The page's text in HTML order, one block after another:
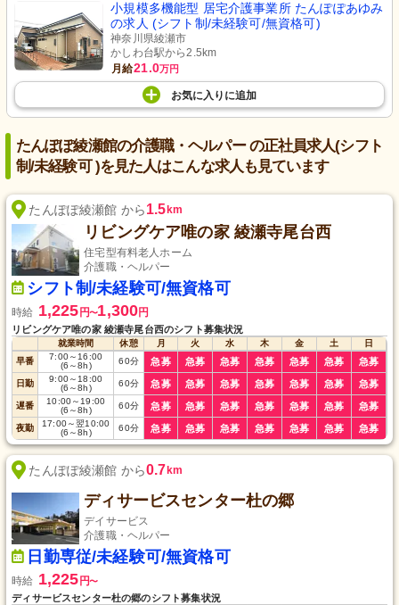
小規模多機能型 居宅介護事業所 たんぽぽあゆみ
の求人 (シフト制/未経験可/無資格可)
神奈川県綾瀬市
かしわ台駅から2.5km
月給21.0万円
お気に入り に追加
たんぽぽ綾瀬館の介護職・ヘルパー の正社員求人(シフト
制/未経験可 )を見た人はこんな求人も見ています
たんぽぽ綾瀬館 から1.5km
リビングケア唯の家 綾瀬寺尾台西
住宅型有料老人ホーム
介護職・ヘルパー
シフト制/未経験可/無資格可
時給 1,225 円〜1,300円
リビングケア唯の家 綾瀬寺尾台西のシフト募集状況
就業時間 休憩 月 火 水 木 金 土
日
早番
7:00～ 16:00
(6 ～8h) 60分 急募 急募 急募 急募 急募 急募 急募
日勤 9:00～ 18:00
(6 ～8h) 60分 急募 急募 急募 急募 急募 急募 急募
遅番 10:00～ 19:00
(6 ～8h) 60分 急募 急募 急募 急募 急募 急募 急募
夜勤 17:00～翌10:00
(6 ～8h) 60分 急募 急募 急募 急募 急募 急募 急募
たんぽぽ綾瀬館 から0.7km
ディサービスセンター杜の郷
デイサービス
介護職・ヘルパー
日勤専従/未経験可/無資格可
時給 1,225 円〜
ディサービスセンター杜の郷のシフト募集状況